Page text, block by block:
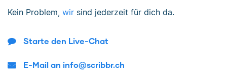
Kein Problem, wir sind jederzeit für dich da.
Starte den Live-Chat
E-Mail an info@scribbr.ch